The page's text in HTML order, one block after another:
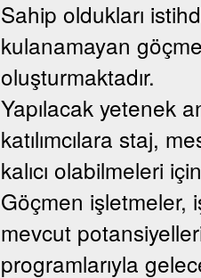
Sahip oldukları
kulanamayan
oluşturmaktadır.
Yapılacak yetenek
katılımcılara staj,
kalıcı olabilmeleri
Göçmen işletmeler,
mevcut
programlarıyla